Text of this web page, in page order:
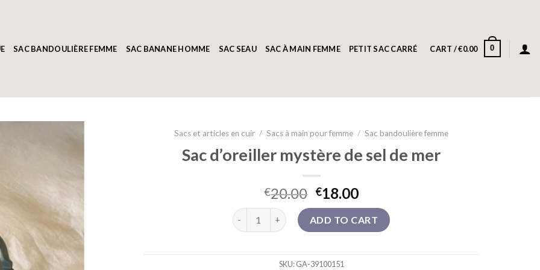
SAC BANDOULIÈRE FEMME SAC BANANE HOMME SAC SEAU SAC À MAIN FEMME PETIT SAC CARRÉ CART /€0.00 0
Sacs et articles en cuir / Sacs à main pour femme / Sac bandoulière femme
Sac d’oreiller mystère de sel de mer
€20.00 €18.00
Sac d'oreiller mystère de sel de mer quantity
ADD TO CART
SKU:GA-39100151